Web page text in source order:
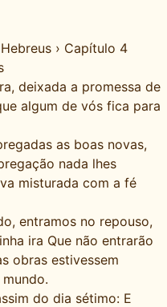
Hebreus › Capítulo 4
deixada a promessa de
algum de vós fica para
as boas novas,
nada lhes
misturada com a fé
entramos no repouso,
ira Que não entrarão
obras estivessem
do dia sétimo: E